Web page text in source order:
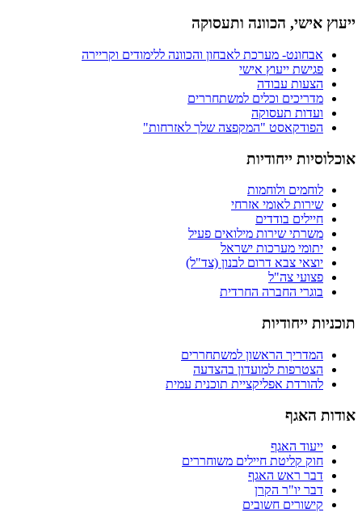
ייעוץ אישי, הכוונה ותעסוקה
אבחונט- מערכת לאבחון והכוונה ללימודים וקריירה
פגישת ייעוץ אישי
הצעות עבודה
מדריכים וכלים למשתחררים
ועדות תעסוקה
הפודקאסט "המקפצה שלך לאזרחות"
אוכלוסיות ייחודיות
לוחמים ולוחמות
שירות לאומי אזרחי
חיילים בודדים
משרתי שירות מילואים פעיל
יתומי מערכות ישראל
יוצאי צבא דרום לבנון (צד"ל)
פצועי צה"ל
בוגרי החברה החרדית
תוכניות ייחודיות
המדריך הראשון למשתחררים
הצטרפות למועדון בהצדעה
להורדת אפליקציית תוכנית עמית
אודות האגף
ייעוד האגף
חוק קליטת חיילים משוחררים
דבר ראש האגף
דבר יו"ר הקרן
קישורים חשובים